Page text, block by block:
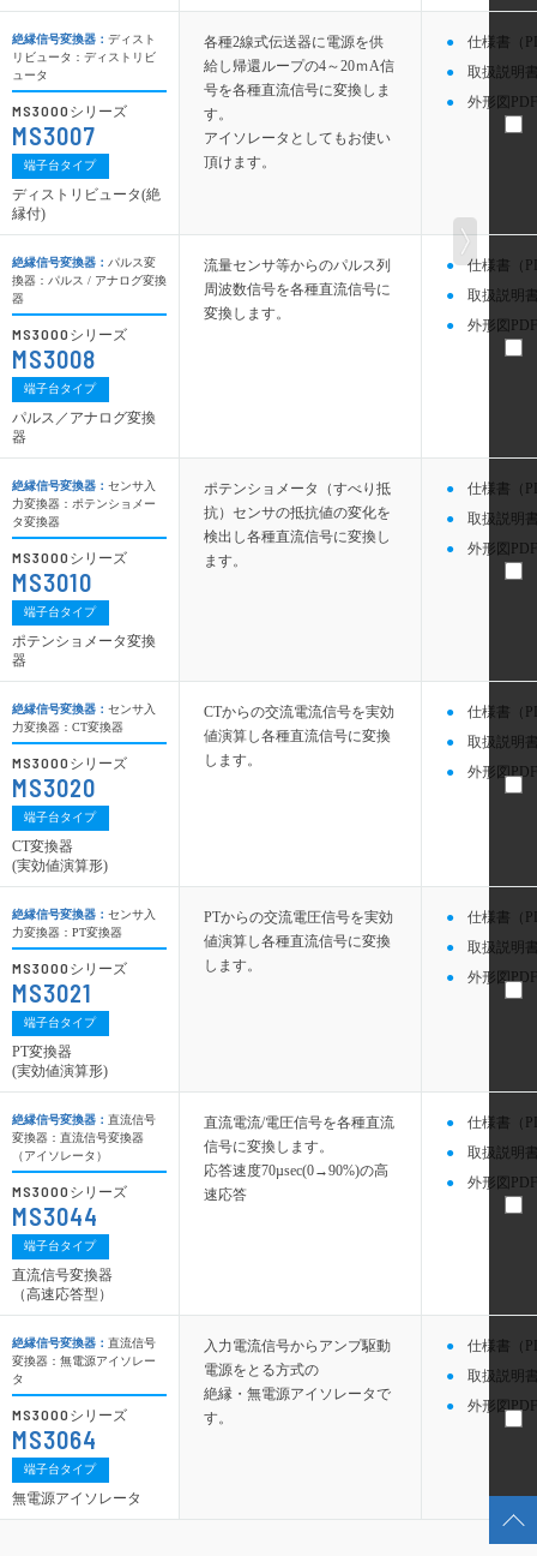
各種2線式伝送器に電源を供
給し帰還ループの4～20ｍA信
号を各種直流信号に変換しま
す。
アイソレータとしてもお使い
頂けます。
仕様書（
取扱説明
外形図
流量センサ等からのパルス列
周波数信号を各種直流信号に
変換します。
仕様書（
取扱説明
外形図
ポテンショメータ（すべり抵
抗）センサの抵抗値の変化を
検出し各種直流信号に変換し
ます。
仕様書（
取扱説明
外形図
CTからの交流電流信号を実効
値演算し各種直流信号に変換
します。
仕様書（
取扱説明
外形図
PTからの交流電圧信号を実効
値演算し各種直流信号に変換
します。
仕様書（
取扱説明
外形図
直流電流/電圧信号を各種直流
信号に変換します。
応答速度70µsec(0→90%)の高
速応答
仕様書（
取扱説明
外形図
入力電流信号からアンプ駆動
電源をとる方式の
絶縁・無電源アイソレータで
す。
仕様書（
取扱説明
外形図
絶縁信号変換器： ディスト
リビュータ：ディストリビ
ュータ
MS3000 シリーズ
MS3007
端子台タイプ
ディストリビュータ(絶
縁付)
絶縁信号変換器： パルス変
換器：パルス / アナログ変換
器
MS3000 シリーズ
MS3008
端子台タイプ
パルス／アナログ変換
器
絶縁信号変換器： センサ入
力変換器：ポテンショメー
タ変換器
MS3000 シリーズ
MS3010
端子台タイプ
ポテンショメータ変換
器
絶縁信号変換器： センサ入
力変換器：CT変換器
MS3000 シリーズ
MS3020
端子台タイプ
CT変換器
(実効値演算形)
絶縁信号変換器： センサ入
力変換器：PT変換器
MS3000 シリーズ
MS3021
端子台タイプ
PT変換器
(実効値演算形)
絶縁信号変換器： 直流信号
変換器：直流信号変換器
（アイソレータ）
MS3000 シリーズ
MS3044
端子台タイプ
直流信号変換器
（高速応答型）
絶縁信号変換器： 直流信号
変換器：無電源アイソレー
タ
MS3000 シリーズ
MS3064
端子台タイプ
無電源アイソレータ